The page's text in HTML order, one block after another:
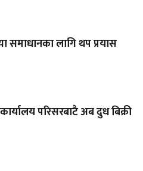
समाधानका लागि थप प्रयास
परिसरबाटै अब दुध बिक्री